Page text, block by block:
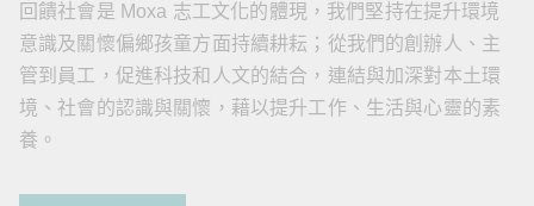
回饋社會是 Moxa 志工文化的體現，我們堅持在提升環境
意識及關懷偏鄉孩童方面持續耕耘；從我們的創辦人、主
管到員工，促進科技和人文的結合，連結與加深對本土環
境、社會的認識與關懷，藉以提升工作、生活與心靈的素
養。